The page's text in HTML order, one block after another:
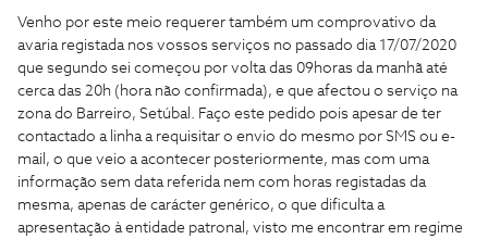
Venho por este meio requerer também um comprovativo da
avaria registada nos vossos serviços no passado dia 17/07/2020
que segundo sei começou por volta das 09horas da manhã até
cerca das 20h (hora não confirmada), e que afectou o serviço na
zona do Barreiro, Setúbal. Faço este pedido pois apesar de ter
contactado a linha a requisitar o envio do mesmo por SMS ou e-
mail, o que veio a acontecer posteriormente, mas com uma
informação sem data referida nem com horas registadas da
mesma, apenas de carácter genérico, o que dificulta a
apresentação à entidade patronal, visto me encontrar em regime